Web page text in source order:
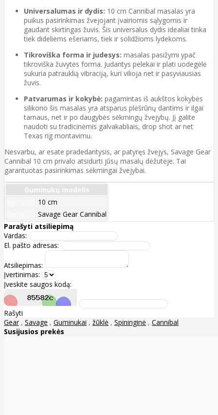
Universalumas ir dydis: 10 cm Cannibal masalas yra
puikus pasirinkimas žvejojant įvairiomis sąlygomis ir
gaudant skirtingas žuvis. Šis universalus dydis idealiai tinka
tiek dideliems ešeriams, tiek ir solidžioms lydekoms.
Tikroviška forma ir judesys: masalas pasižymi ypač
tikroviška žuvytės forma. Judantys pelekai ir plati uodegėlė
sukuria patrauklią vibraciją, kuri vilioja net ir pasyviausias
žuvis.
Patvarumas ir kokybė: pagamintas iš aukštos kokybės
silikono šis masalas yra atsparus plėšrūnų dantims ir ilgai
tarnaus, net ir po daugybės sėkmingų žvejybų. Jį galite
naudoti su tradicinėmis galvakabliais, drop shot ar net
Texas rig montavimu.
Nesvarbu, ar esate pradedantysis, ar patyręs žvejys, Savage Gear
Cannibal 10 cm privalo atsidurti jūsų masalų dėžutėje. Tai
garantuotas pasirinkimas sėkmingai žvejybai.
Guminukų modelis
10 cm
Savage Gear Cannibal
Parašyti atsiliepimą
Vardas:
El. pašto adresas:
Atsiliepimas:
Įvertinimas:
Įveskite saugos kodą:
Rašyti
Gear , Savage , Guminukai , žūklė , Spininginė , Cannibal
Susijusios prekės